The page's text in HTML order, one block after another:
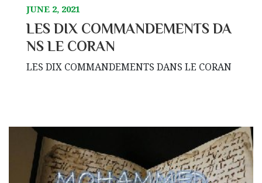
JUNE 2, 2021
LES DIX COMMANDEMENTS DA
NS LE CORAN
LES DIX COMMANDEMENTS DANS LE CORAN